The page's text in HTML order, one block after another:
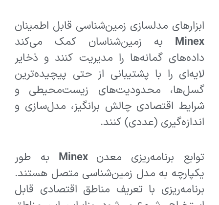
ابزارهای مدلسازی زمین‌شناسی قابل اطمینان
Minex به زمین‌شناسان کمک می‌کند
داده‌های گمانه‌ها را مدیریت کنند و ذخایر
لایه‌ای را با پشتیبانی از حتی پیچیده‌ترین
گسل‌ها، محدودیت‌های زیست‌محیطی و
شرایط اقتصادی چالش برانگیز، مدل‌سازی و
اندازه‌گیری (عددی) کنند.
توابع برنامه‌ریزی معدن
به طور
یکپارچه به مدل زمین‌شناسی متصل هستند.
برنامه‌ریزی با تعریف مناطق اقتصادی قابل